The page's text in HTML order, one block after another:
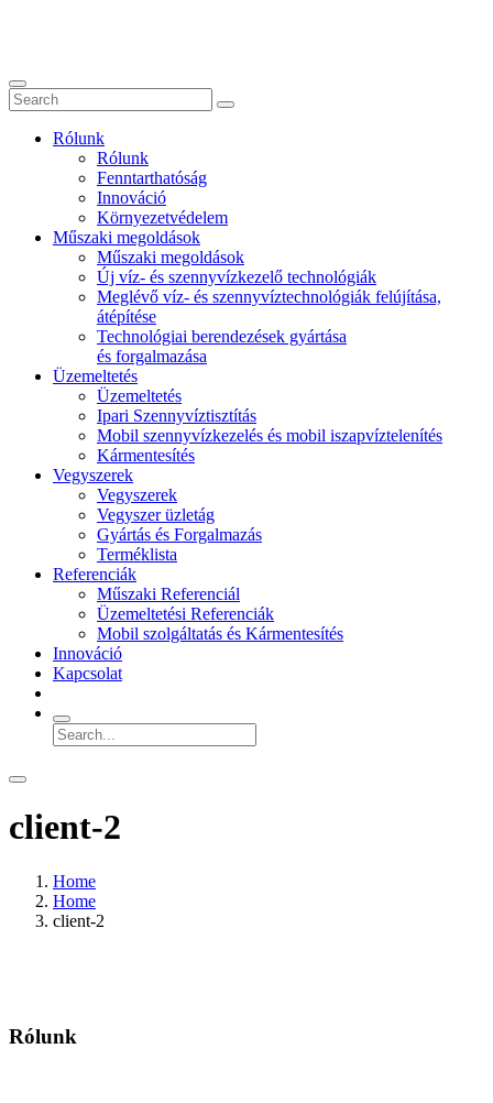
Rólunk
Rólunk
Fenntarthatóság
Innováció
Környezetvédelem
Műszaki megoldások
Műszaki megoldások
Új víz- és szennyvízkezelő technológiák
Meglévő víz- és szennyvíztechnológiák felújítása,
átépítése
Technológiai berendezések gyártása
és forgalmazása
Üzemeltetés
Üzemeltetés
Ipari Szennyvíztisztítás
Mobil szennyvízkezelés és mobil iszapvíztelenítés
Kármentesítés
Vegyszerek
Vegyszerek
Vegyszer üzletág
Gyártás és Forgalmazás
Terméklista
Referenciák
Műszaki Referenciál
Üzemeltetési Referenciák
Mobil szolgáltatás és Kármentesítés
Innováció
Kapcsolat
client-2
Home
Home
client-2
Rólunk